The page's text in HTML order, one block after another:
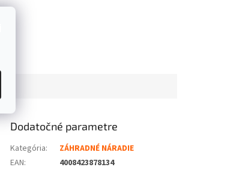
Dodatočné parametre
Kategória:
ZÁHRADNÉ NÁRADIE
EAN: 4008423878134